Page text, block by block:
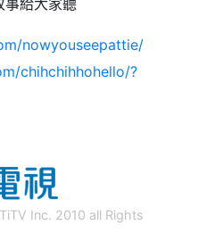
事給大家聽
nowyouseepattie/
chihchihhohello/?
Inc. 2010 all Rights